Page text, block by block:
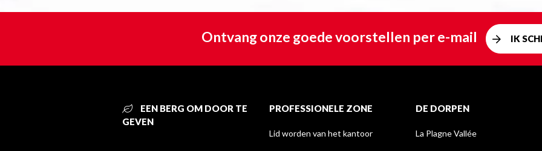
Ontvang onze goede voorstellen per e-mail IK
EEN BERG OM DOOR TE
GEVEN
PROFESSIONELE ZONE
Lid worden van het kantoor
DE DORPEN
La Plagne Vallée